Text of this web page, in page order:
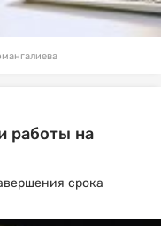
работы на
срока